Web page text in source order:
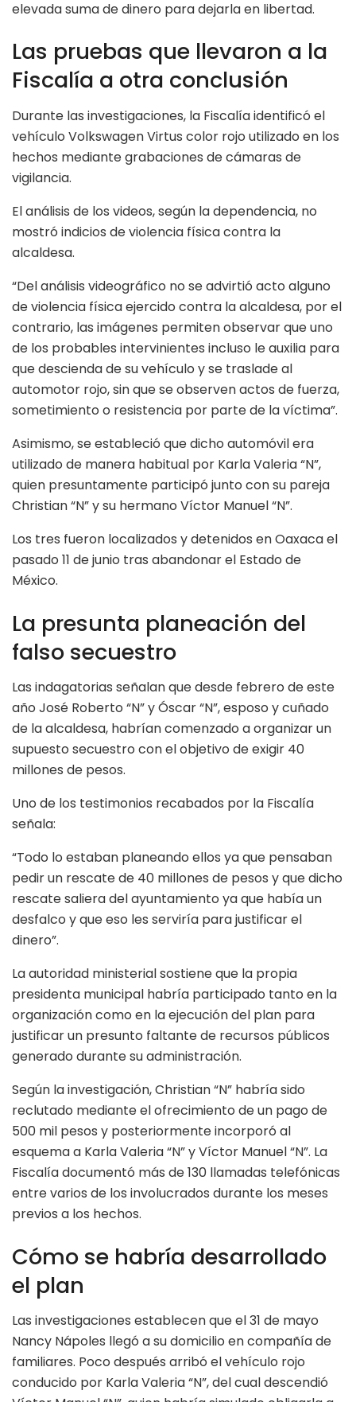
elevada suma de dinero para dejarla en libertad.
Las pruebas que llevaron a la
Fiscalía a otra conclusión
Durante las investigaciones, la Fiscalía identificó el
vehículo Volkswagen Virtus color rojo utilizado en los
hechos mediante grabaciones de cámaras de
vigilancia.
El análisis de los videos, según la dependencia, no
mostró indicios de violencia física contra la
alcaldesa.
“Del análisis videográfico no se advirtió acto alguno
de violencia física ejercido contra la alcaldesa, por el
contrario, las imágenes permiten observar que uno
de los probables intervinientes incluso le auxilia para
que descienda de su vehículo y se traslade al
automotor rojo, sin que se observen actos de fuerza,
sometimiento o resistencia por parte de la víctima”.
Asimismo, se estableció que dicho automóvil era
utilizado de manera habitual por Karla Valeria “N”,
quien presuntamente participó junto con su pareja
Christian “N” y su hermano Víctor Manuel “N”.
Los tres fueron localizados y detenidos en Oaxaca el
pasado 11 de junio tras abandonar el Estado de
México.
La presunta planeación del
falso secuestro
Las indagatorias señalan que desde febrero de este
año José Roberto “N” y Óscar “N”, esposo y cuñado
de la alcaldesa, habrían comenzado a organizar un
supuesto secuestro con el objetivo de exigir 40
millones de pesos.
Uno de los testimonios recabados por la Fiscalía
señala:
“Todo lo estaban planeando ellos ya que pensaban
pedir un rescate de 40 millones de pesos y que dicho
rescate saliera del ayuntamiento ya que había un
desfalco y que eso les serviría para justificar el
dinero”.
La autoridad ministerial sostiene que la propia
presidenta municipal habría participado tanto en la
organización como en la ejecución del plan para
justificar un presunto faltante de recursos públicos
generado durante su administración.
Según la investigación, Christian “N” habría sido
reclutado mediante el ofrecimiento de un pago de
500 mil pesos y posteriormente incorporó al
esquema a Karla Valeria “N” y Víctor Manuel “N”. La
Fiscalía documentó más de 130 llamadas telefónicas
entre varios de los involucrados durante los meses
previos a los hechos.
Cómo se habría desarrollado
el plan
Las investigaciones establecen que el 31 de mayo
Nancy Nápoles llegó a su domicilio en compañía de
familiares. Poco después arribó el vehículo rojo
conducido por Karla Valeria “N”, del cual descendió